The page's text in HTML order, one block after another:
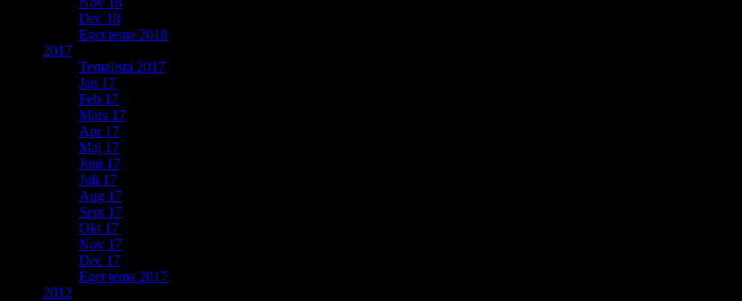
Dec 18
Eget tema 2018
2017
Temalista 2017
Jan 17
Feb 17
Mars 17
Apr 17
Maj 17
Juni 17
Juli 17
Aug 17
Sept 17
Okt 17
Nov 17
Dec 17
Eget tema 2017
2012